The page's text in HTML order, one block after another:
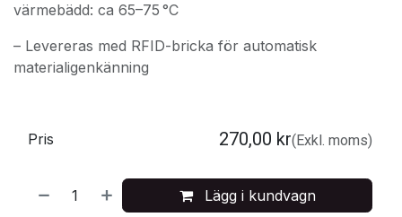
värmebädd: ca 65–75 °C
– Levereras med RFID-bricka för automatisk
materialigenkänning
Lägg i kundvagn
Pris 270,00 kr(Exkl. moms)